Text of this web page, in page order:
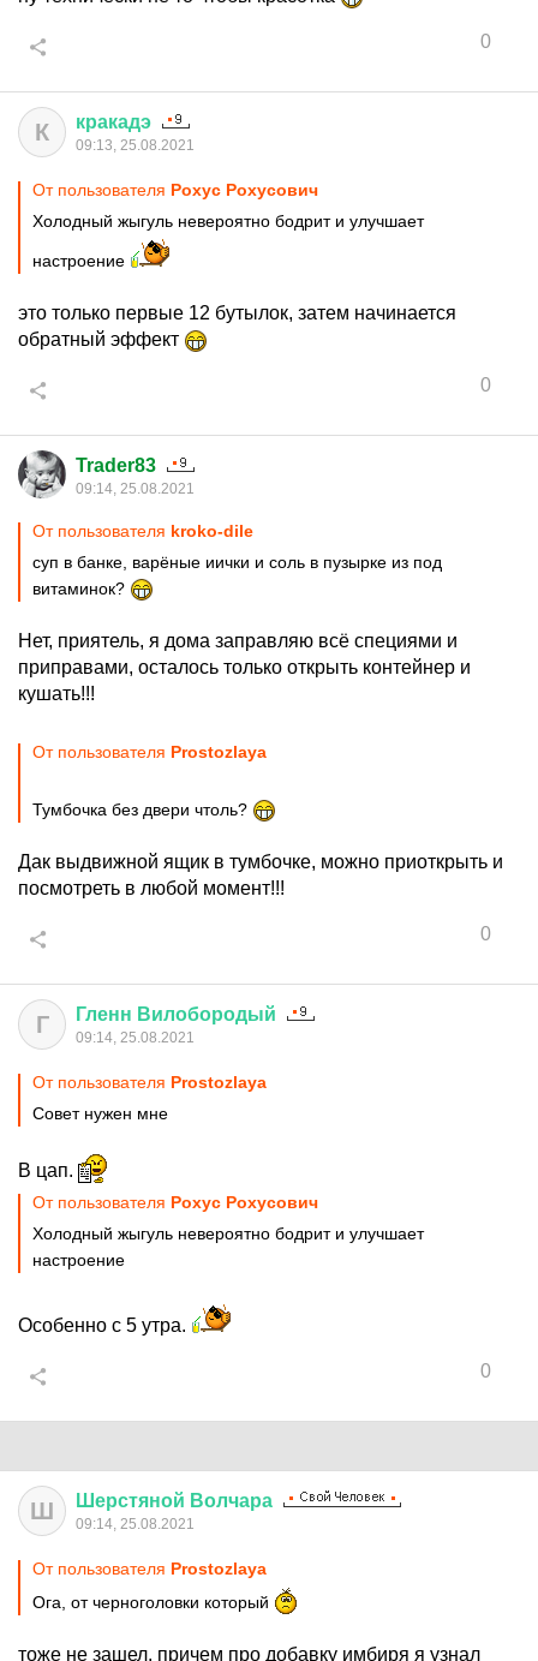
0
К кракадэ
09:13, 25.08.2021
От пользователя Рохус Рохусович
Холодный жыгуль невероятно бодрит и улучшает
настроение
это только первые 12 бутылок, затем начинается
обратный эффект
0
Trader83
09:14, 25.08.2021
От пользователя kroko-dile
суп в банке, варёные иички и соль в пузырке из под
витаминок?
Нет, приятель, я дома заправляю всё специями и
приправами, осталось только открыть контейнер и
кушать!!!
От пользователя Prostozlaya
Тумбочка без двери чтоль?
Дак выдвижной ящик в тумбочке, можно приоткрыть и
посмотреть в любой момент!!!
0
Г Гленн Вилобородый
09:14, 25.08.2021
От пользователя Prostozlaya
Совет нужен мне
В цап.
От пользователя Рохус Рохусович
Холодный жыгуль невероятно бодрит и улучшает
настроение
Особенно с 5 утра.
0
Ш Шерстяной Волчара
09:14, 25.08.2021
От пользователя Prostozlaya
Ога, от черноголовки который
тоже не зашел, причем про добавку имбиря я узнал